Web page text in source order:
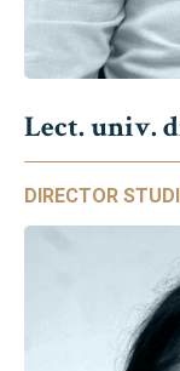
Lect. univ.
DIRECTOR